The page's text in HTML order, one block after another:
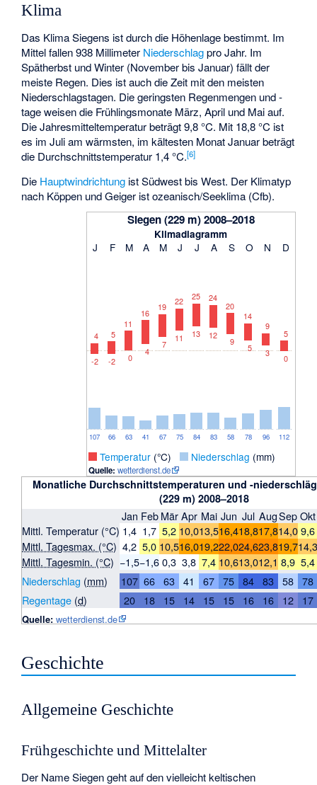
Klima
Das Klima Siegens ist durch die Höhenlage bestimmt. Im
Mittel fallen 938 Millimeter Niederschlagpro Jahr. Im
Spätherbst und Winter (November bis Januar) fällt der
meiste Regen. Dies ist auch die Zeit mit den meisten
Niederschlagstagen. Die geringsten Regenmengen und -
tage weisen die Frühlingsmonate März, April und Mai auf.
Die Jahresmitteltemperatur beträgt 9,8 °C. Mit 18,8 °C ist
es im Juli am wärmsten, im kältesten Monat Januar beträgt
die Durchschnittstemperatur 1,4 °C.[6]
Die Hauptwindrichtung ist Südwest bis West. Der Klimatyp
nach Köppen und Geiger ist ozeanisch/Seeklima (Cfb).
Siegen (229 m) 2008–2018
Klimadiagramm
J F M A M J J A S O N D
107
4
-2
66
5
-2
63
11
0
41
16
4
67
19
7
75
22
11
84
25
13
83
24
12
58
20
9
78
14
5
96
9
3
112
5
0
_ Temperatur(°C) _ Niederschlag (mm)
Quelle: wetterdienst.de
Monatliche Durchschnittstemperaturen und -
(229 m) 2008–2018
Jan FebMärApr Mai Jun Jul AugSep Okt
Mittl. Temperatur (°C) 1,4 1,7 5,2 10,013,516,418,817,814,0 9,6
Mittl. Tagesmax. (°C) 4,2 5,0 10,516,019,222,024,623,819,7
Mittl. Tagesmin. (°C) −1,5−1,6 0,3 3,8 7,4 10,613,012,1 8,9 5,4
Niederschlag (mm) 107 66 63 41 67 75 84 83 58 78
Regentage (d) 20 18 15 14 15 15 16 16 12 17
Quelle: wetterdienst.de
Geschichte
Allgemeine Geschichte
Frühgeschichte und Mittelalter
Der Name Siegen geht auf den vielleicht keltischen